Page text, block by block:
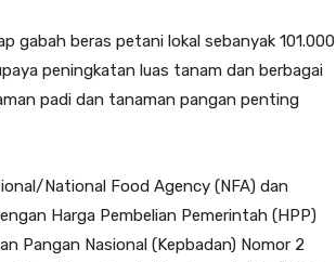
gabah beras petani lokal sebanyak 101.000
peningkatan luas tanam dan berbagai
padi dan tanaman pangan penting
National Food Agency (NFA) dan
Harga Pembelian Pemerintah (HPP)
Pangan Nasional (Kepbadan) Nomor 2